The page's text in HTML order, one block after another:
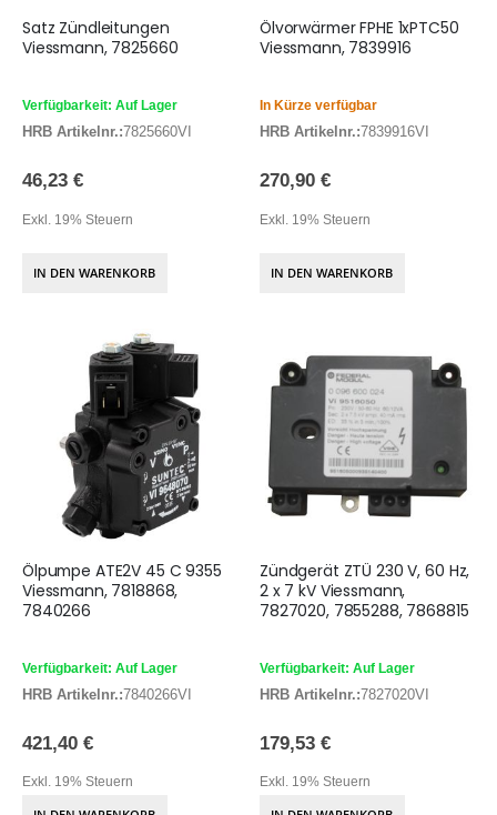
Satz Zündleitungen
Viessmann, 7825660
Verfügbarkeit: Auf Lager
HRB Artikelnr.:7825660VI
46,23 €
Exkl. 19% Steuern
IN DEN WARENKORB
Ölvorwärmer FPHE 1xPTC50
Viessmann, 7839916
In Kürze verfügbar
HRB Artikelnr.:7839916VI
270,90 €
Exkl. 19% Steuern
IN DEN WARENKORB
Ölpumpe ATE2V 45 C 9355
Viessmann, 7818868,
7840266
Verfügbarkeit: Auf Lager
HRB Artikelnr.:7840266VI
421,40 €
Exkl. 19% Steuern
Zündgerät ZTÜ 230 V, 60 Hz,
2 x 7 kV Viessmann,
7827020, 7855288, 7868815
Verfügbarkeit: Auf Lager
HRB Artikelnr.:7827020VI
179,53 €
Exkl. 19% Steuern